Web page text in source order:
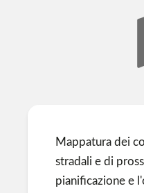
Mappatura dei
stradali e di
pianificazione e